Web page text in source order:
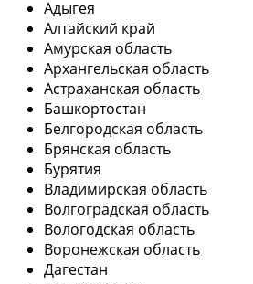
Адыгея
Алтайский край
Амурская область
Архангельская область
Астраханская область
Башкортостан
Белгородская область
Брянская область
Бурятия
Владимирская область
Волгоградская область
Вологодская область
Воронежская область
Дагестан